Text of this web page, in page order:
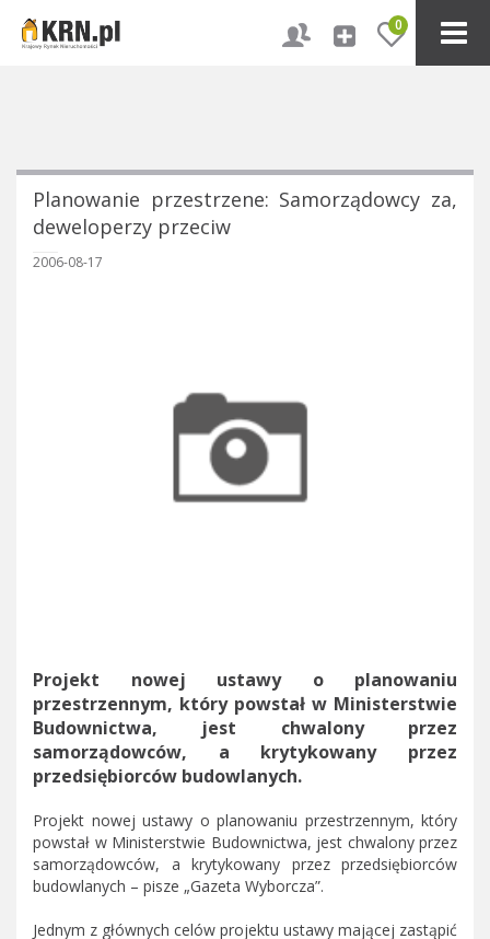
0
Planowanie przestrzene: Samorządowcy za,
deweloperzy przeciw
2006-08-17
Projekt nowej ustawy o planowaniu
przestrzennym, który powstał w Ministerstwie
Budownictwa, jest chwalony przez
samorządowców, a krytykowany przez
przedsiębiorców budowlanych.
Projekt nowej ustawy o planowaniu przestrzennym, który
powstał w Ministerstwie Budownictwa, jest chwalony przez
samorządowców, a krytykowany przez przedsiębiorców
budowlanych – pisze „Gazeta Wyborcza”.
Jednym z głównych celów projektu ustawy mającej zastąpić